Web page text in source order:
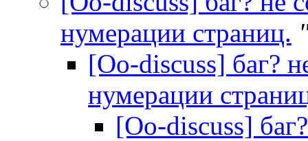
нумерации страниц.
[Oo-discuss] баг?
нумерации
[Oo-discuss]